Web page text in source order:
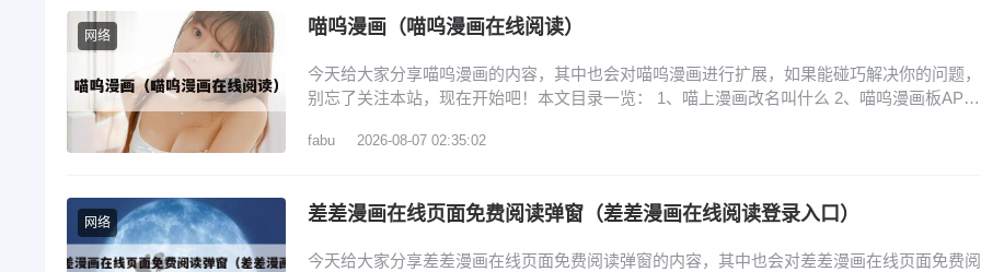
网络 喵呜漫画（喵呜漫画在线阅读）
今天给大家分享喵呜漫画的内容，其中也会对喵呜漫画进行扩展，如果能碰巧解决你的问题，
别忘了关注本站，现在开始吧！本文目录一览： 1、喵上漫画改名叫什么 2、喵呜漫画板APP
改名了吗 6、喵呜漫画app介绍 喵上漫画改名叫什么 1、改名了，改名后叫喵呜漫画。喵上漫
fabu 2026-08-07 02:35:02
网络 差差漫画在线页面免费阅读弹窗（差差漫画在线阅读登录入口）
今天给大家分享差差漫画在线页面免费阅读弹窗的内容，其中也会对差差漫画在线页面免费阅